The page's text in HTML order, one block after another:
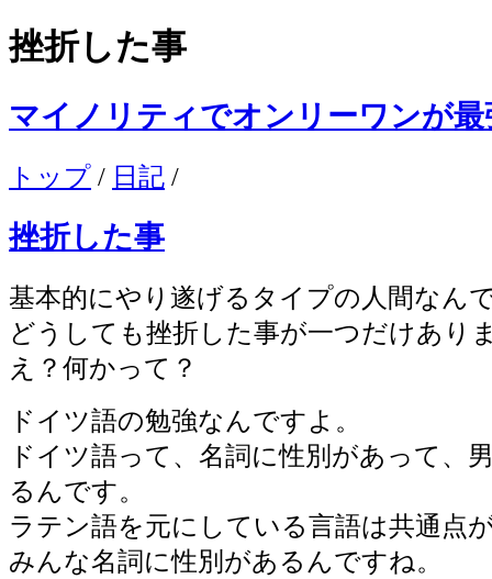
挫折した事
マイノリティでオンリーワンが最
トップ / 日記 /
挫折した事
基本的にやり遂げるタイプの人間なん
どうしても挫折した事が一つだけあり
え？何かって？
ドイツ語の勉強なんですよ。
ドイツ語って、名詞に性別があって、
るんです。
ラテン語を元にしている言語は共通点
みんな名詞に性別があるんですね。